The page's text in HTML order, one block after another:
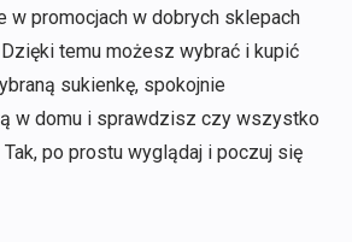
w promocjach w dobrych sklepach
temu możesz wybrać i kupić
sukienkę, spokojnie
w domu i sprawdzisz czy wszystko
po prostu wyglądaj i poczuj się